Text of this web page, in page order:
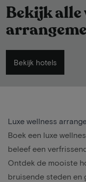
Bekijk alle
Bekijk hotels
Luxe wellness
Boek een luxe
beleef een
Ontdek de mooiste
bruisende steden en